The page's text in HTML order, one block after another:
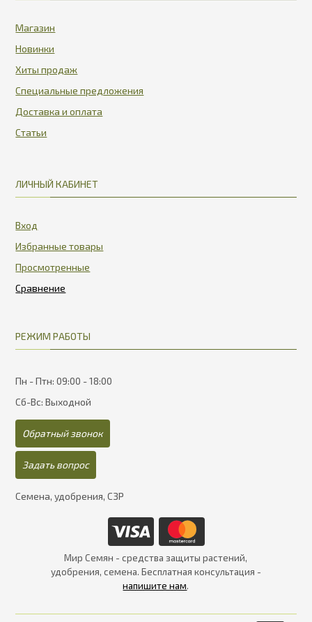
Магазин
Новинки
Хиты продаж
Специальные предложения
Доставка и оплата
Статьи
ЛИЧНЫЙ КАБИНЕТ
Вход
Избранные товары
Просмотренные
РЕЖИМ РАБОТЫ
Пн - Птн: 09:00 - 18:00
Сб-Вс: Выходной
Обратный звонок
Задать вопрос
Семена, удобрения, СЗР
Мир Семян - средства защиты растений,
удобрения, семена. Бесплатная консультация -
напишите нам.